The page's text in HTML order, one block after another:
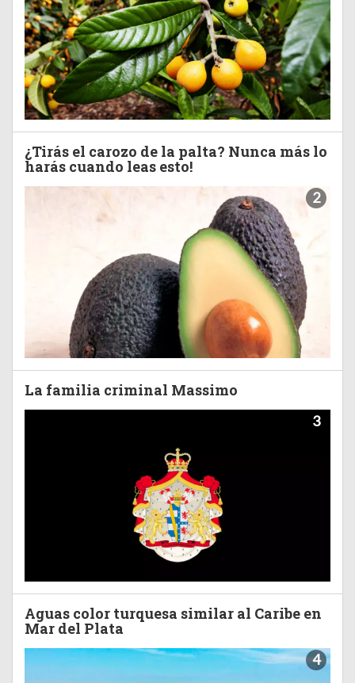
¿Tirás el carozo de la palta? Nunca más lo
harás cuando leas esto!
2
La familia criminal Massimo
3
Aguas color turquesa similar al Caribe en
Mar del Plata
4